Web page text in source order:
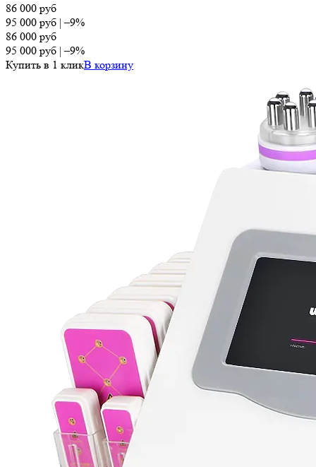
86 000 руб
95 000 руб |–9%
86 000 руб
95 000 руб |–9%
Купить в 1 кликВ корзину